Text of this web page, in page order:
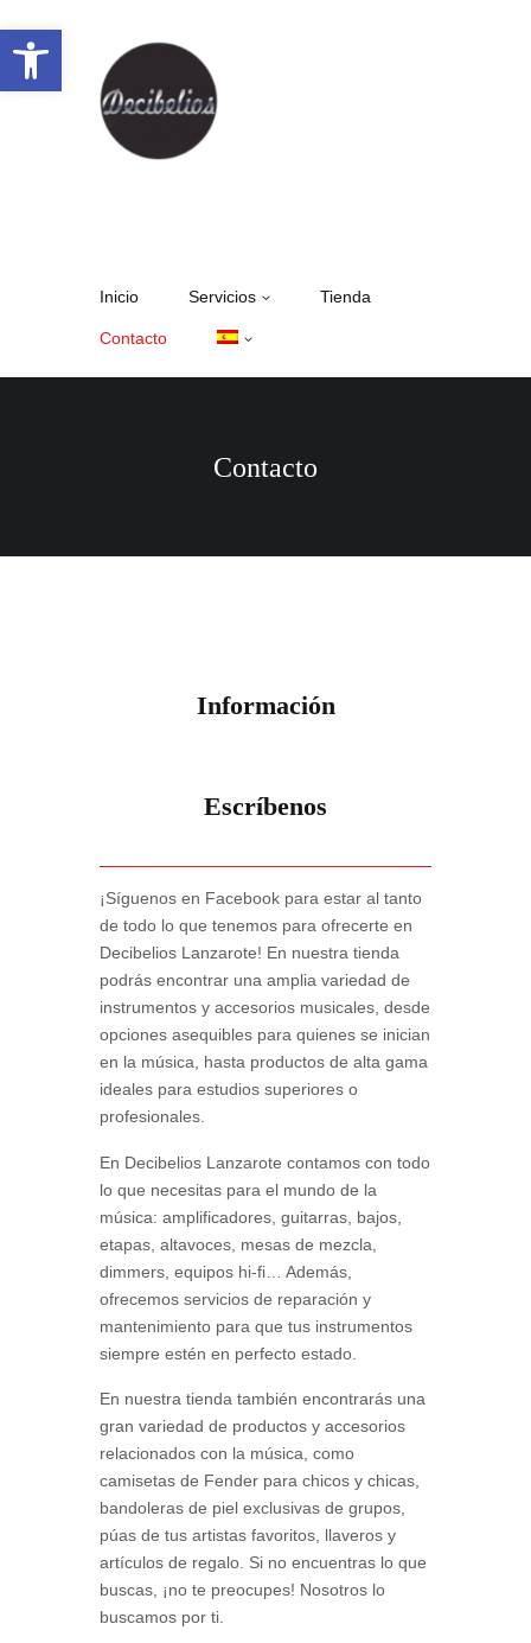
Inicio Servicios Tienda
Contacto
Contacto
Información
Escríbenos
¡Síguenos en Facebook para estar al tanto
de todo lo que tenemos para ofrecerte en
Decibelios Lanzarote! En nuestra tienda
podrás encontrar una amplia variedad de
instrumentos y accesorios musicales, desde
opciones asequibles para quienes se inician
en la música, hasta productos de alta gama
ideales para estudios superiores o
profesionales.
En Decibelios Lanzarote contamos con todo
lo que necesitas para el mundo de la
música: amplificadores, guitarras, bajos,
etapas, altavoces, mesas de mezcla,
dimmers, equipos hi-fi… Además,
ofrecemos servicios de reparación y
mantenimiento para que tus instrumentos
siempre estén en perfecto estado.
En nuestra tienda también encontrarás una
gran variedad de productos y accesorios
relacionados con la música, como
camisetas de Fender para chicos y chicas,
bandoleras de piel exclusivas de grupos,
púas de tus artistas favoritos, llaveros y
artículos de regalo. Si no encuentras lo que
buscas, ¡no te preocupes! Nosotros lo
buscamos por ti.
Abrir barra de herramientas